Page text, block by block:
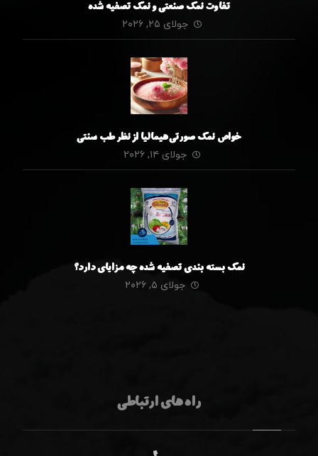
تفاوت نمک صنعتی و نمک تصفیه شده
جولای ۲۵, ۲۰۲۶
خواص نمک صورتی هیمالیا از نظر طب سنتی
جولای ۱۴, ۲۰۲۶
نمک بسته بندی تصفیه شده چه مزایای دارد؟
جولای ۵, ۲۰۲۶
راه های ارتباطی